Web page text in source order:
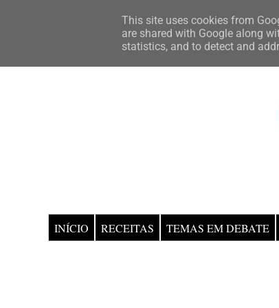
INÍCIO RECEITAS TEMAS EM DEBATE
This site uses cookies from
are shared with Google along
statistics, and to detect and